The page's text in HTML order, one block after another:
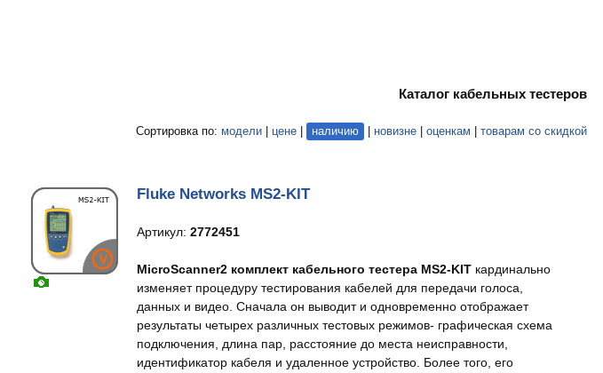
Каталог кабельных тестеров
Сортировка по: модели цене наличию новизне оценкам товарам со скидкой
Fluke Networks MS2-KIT
Артикул: 2772451
MicroScanner2 комплект кабельного тестера MS2-KITкардинально
изменяет процедуру тестирования кабелей для передачи голоса,
данных и видео. Сначала он выводит и одновременно отображает
результаты четырех различных тестовых режимов- графическая схема
подключения, длина пар, расстояние до места неисправности,
идентификатор кабеля и удаленное устройство. Более того, его